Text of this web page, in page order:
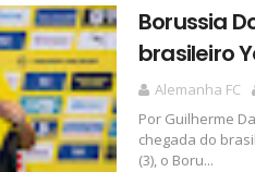
Borussia
brasileiro
Alemanha FC
Por Guilherme
chegada do
(3), o Boru...